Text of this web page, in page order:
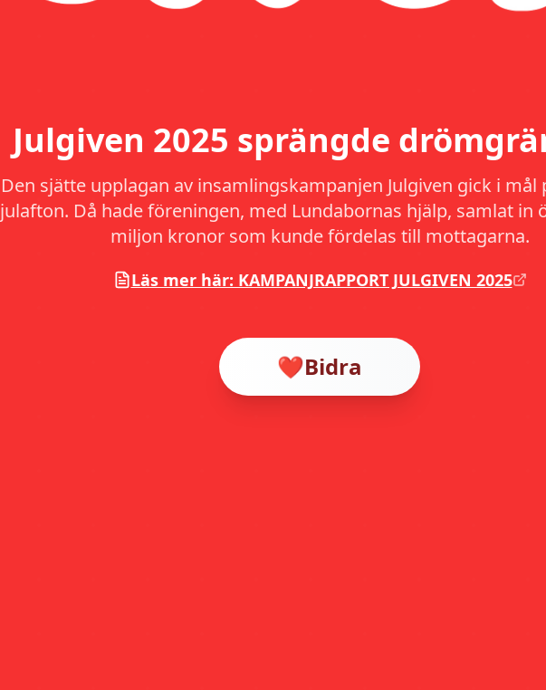
Julgiven 2025 sprängde
Den sjätte upplagan av insamlingskampanjen Julgiven gick i mål
julafton. Då hade föreningen, med Lundabornas hjälp, samlat in
miljon kronor som kunde fördelas till mottagarna.
Läs mer här: KAMPANJRAPPORT JULGIVEN 2025
❤️Bidra